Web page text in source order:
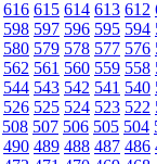
616 615 614 613 612
598 597 596 595 594
580 579 578 577 576
562 561 560 559 558
544 543 542 541 540
526 525 524 523 522
508 507 506 505 504
490 489 488 487 486